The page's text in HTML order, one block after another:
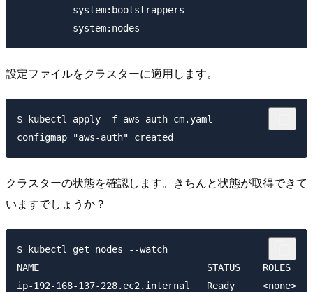
        - system:bootstrappers
設定ファイルをクラスターに適用します。
$ kubectl apply -f aws-auth-cm.yaml
クラスターの状態を確認します。きちんと状態が取得できて
いますでしょうか？
$ kubectl get nodes --watch
NAME                              STATUS    ROLES
ip-192-168-137-228.ec2.internal   Ready